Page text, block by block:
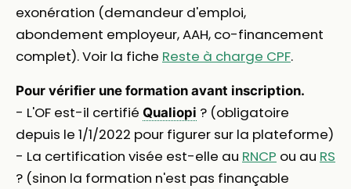
exonération (demandeur d'emploi,
abondement employeur, AAH, co-financement
complet). Voir la fiche Reste à charge CPF.
Pour vérifier une formation avant inscription.
- L'OF est-il certifié Qualiopi ? (obligatoire
depuis le 1/1/2022 pour figurer sur la plateforme)
- La certification visée est-elle au RNCP ou au RS
? (sinon la formation n'est pas finançable